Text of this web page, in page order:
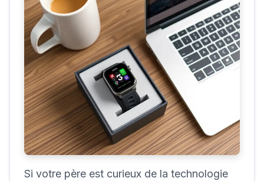
Si votre père est curieux de la technologie